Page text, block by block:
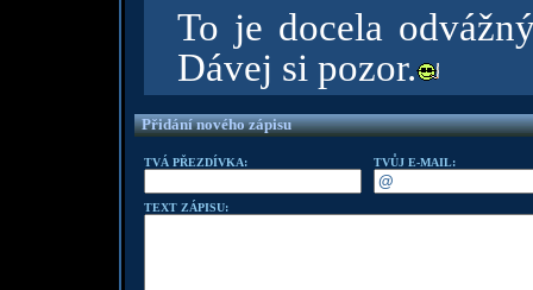
To je docela
Dávej si pozor.
Přidání nového zápisu
TVÁ PŘEZDÍVKA: TVŮJ E-MAIL:
TEXT ZÁPISU: